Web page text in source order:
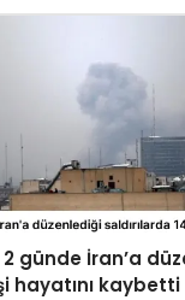
2 günde İran’a
hayatını kaybetti